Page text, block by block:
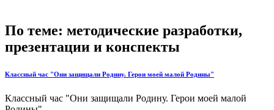
По теме: методические разработки,
презентации и конспекты
Классный час "Они защищали Родину. Герои моей малой Родины"
Классный час "Они защищали Родину. Герои моей малой